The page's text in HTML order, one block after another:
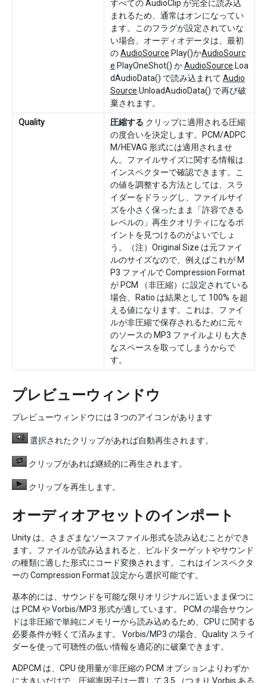
すべての AudioClip が完全に読み込
まれるため、通常はオンになってい
ます。このフラグが設定されていな
い場合、オーディオデータは、最初
のAudioSource.Play()かAudioSourc
e.PlayOneShot() かAudioSource.Loa
dAudioData() で読み込まれて Audio
Source.UnloadAudioData() で再び破
棄されます。
Quality
圧縮する クリップに適用される圧縮
の度合いを決定します。PCM/ADPC
M/HEVAG 形式には適用されませ
ん。ファイルサイズに関する情報は
インスペクターで確認できます。こ
の値を調整する方法としては、スラ
イダーをドラッグし、ファイルサイ
ズを小さく保ったまま「許容できる
レベルの」再生クオリティになるポ
イントを見つけるのがよいでしょ
う。（注）Original Size は元ファイ
ルのサイズなので、例えばこれが M
P3 ファイルで Compression Format
が PCM （非圧縮）に設定されている
場合、Ratio は結果として 100% を超
える値になります。これは、ファイ
ルが非圧縮で保存されるために元々
のソースの MP3 ファイルよりも大き
なスペースを取ってしまうからで
す。
プレビューウィンドウ
プレビューウィンドウには 3 つのアイコンがあります
選択されたクリップがあれば自動再生されます。
クリップがあれば継続的に再生されます。
クリップを再生します。
オーディオアセットのインポート
Unity は、さまざまなソースファイル形式を読み込むことができ
ます。ファイルが読み込まれると、ビルドターゲットやサウンド
の種類に適した形式にコード変換されます。これはインスペクタ
ーの Compression Format 設定から選択可能です。
基本的には、サウンドを可能な限りオリジナルに近いまま保つに
は PCM や Vorbis/MP3 形式が適しています。 PCM の場合サウン
ドは非圧縮で単純にメモリーから読み込めるため、CPU に関する
必要条件が軽くて済みます。 Vorbis/MP3 の場合、Quality スライ
ダーを使って可聴性の低い情報を適応的に破棄できます。
ADPCM は、CPU 使用量が非圧縮の PCM オプションよりわずか
に大きいだけで、圧縮率因子は一貫して 3.5 （つまり Vorbis ある